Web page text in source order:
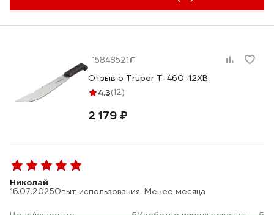
15848521
Отзыв о Truper T-460-12XB
4.3(12)
2 179 ₽
Николай
16.07.2025Опыт использования: Менее месяца